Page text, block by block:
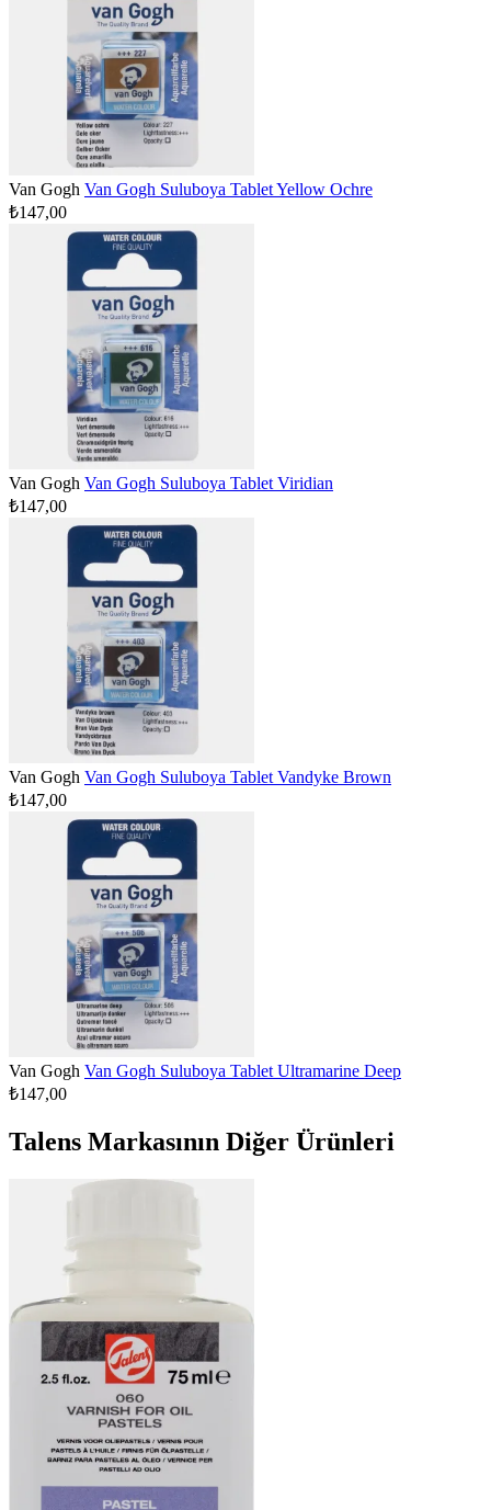
Van Gogh Van Gogh Suluboya Tablet Yellow Ochre
₺147,00
Van Gogh Van Gogh Suluboya Tablet Viridian
₺147,00
Van Gogh Van Gogh Suluboya Tablet Vandyke Brown
₺147,00
Van Gogh Van Gogh Suluboya Tablet Ultramarine Deep
₺147,00
Talens Markasının Diğer Ürünleri